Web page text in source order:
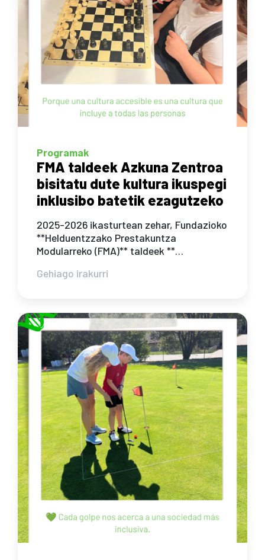
Programak
FMA taldeek Azkuna Zentroa
bisitatu dute kultura ikuspegi
inklusibo batetik ezagutzeko
2025-2026 ikasturtean zehar, Fundazioko
**Helduentzzako Prestakuntza
Modularreko (FMA)** taldeek **…
Gehiago irakurri